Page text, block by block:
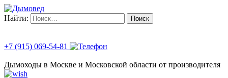
Найти:
+7 (915) 069-54-81
Дымоходы в Москве и Московской области от производителя